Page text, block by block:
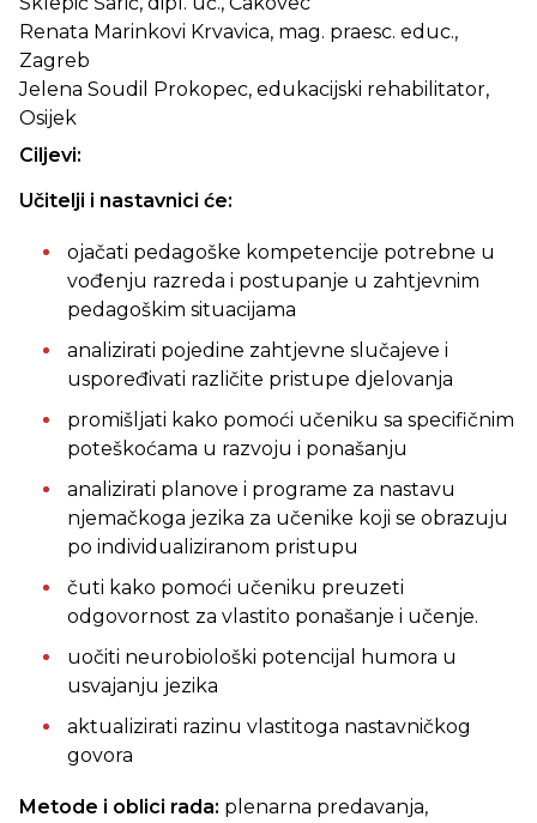
Renata Marinkovi Krvavica, mag. praesc. educ.,
Zagreb
Jelena Soudil Prokopec, edukacijski rehabilitator,
Osijek
Ciljevi:
Učitelji i nastavnici će:
ojačati pedagoške kompetencije potrebne u
vođenju razreda i postupanje u zahtjevnim
pedagoškim situacijama
analizirati pojedine zahtjevne slučajeve i
uspoređivati različite pristupe djelovanja
promišljati kako pomoći učeniku sa specifičnim
poteškoćama u razvoju i ponašanju
analizirati planove i programe za nastavu
njemačkoga jezika za učenike koji se obrazuju
po individualiziranom pristupu
čuti kako pomoći učeniku preuzeti
odgovornost za vlastito ponašanje i učenje.
uočiti neurobiološki potencijal humora u
usvajanju jezika
aktualizirati razinu vlastitoga nastavničkog
govora
Metode i oblici rada: plenarna predavanja,